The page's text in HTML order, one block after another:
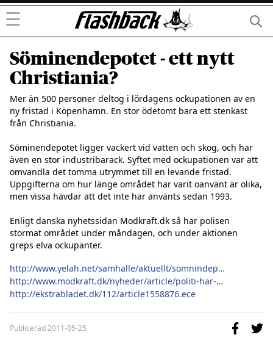
☰
Söminendepotet - ett nytt
Christiania?
Mer än 500 personer deltog i lördagens ockupationen av en
ny fristad i Köpenhamn. En stor ödetomt bara ett stenkast
från Christiania.
Söminendepotet ligger vackert vid vatten och skog, och har
även en stor industribarack. Syftet med ockupationen var att
omvandla det tomma utrymmet till en levande fristad.
Uppgifterna om hur länge området har varit oanvänt är olika,
men vissa hävdar att det inte har använts sedan 1993.
Enligt danska nyhetssidan Modkraft.dk så har polisen
stormat området under måndagen, och under aktionen
greps elva ockupanter.
http://www.yelah.net/samhalle/aktuellt/somnindepotet-ockuperat
http://www.modkraft.dk/nyheder/article/politi-har-ryddet-sominen-og
http://ekstrabladet.dk/112/article1558876.ece
Publicerad2011-05-25